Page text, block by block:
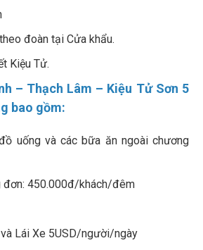
đoàn tại Cửa khẩu.
Kiệu Tử.
– Thạch Lâm – Kiệu Tử Sơn 5
bao gồm:
uống và các bữa ăn ngoài chương
đơn: 450.000đ/khách/đêm
Lái Xe 5USD/người/ngày